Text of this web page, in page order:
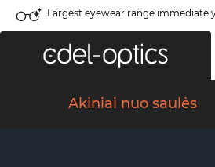
Largest eyewear range
Akiniai nuo saulės